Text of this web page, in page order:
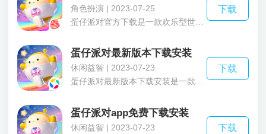
角色扮演 | 2023-07-25
下载
蛋仔派对最新版本下载安装
休闲益智 | 2023-07-23
蛋仔派对最新版本下载安装是一款高人气的休闲娱乐手游，在蛋仔派对最新版本下载由网易开发打造的多人派对竞技手游当中，玩家将操控你自己的蛋仔同其他玩家一起在欢乐热闹的派对乐园中进行愉快的大冒险，通过不断躲避路上的各种障碍，一路直前赢得比赛!同时游戏还有捉迷藏、生成挑战、一线牵等等超丰富有趣的玩法可供玩家游玩，更有自定义创建编辑乐园器向大家你打造属于你自己的欢乐派对，可玩性十足!想必已经有小伙伴对此感兴趣了，那么对于其内容感兴趣的小伙伴可以自行下载蛋仔派对最新版本下载安装了解更多相关内容哦!
下载
蛋仔派对app免费下载安装
休闲益智 | 2023-07-23 下载